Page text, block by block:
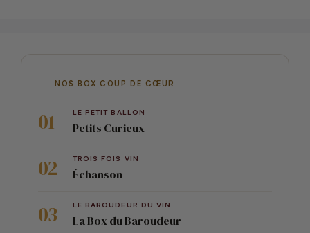
NOS BOX COUP DE CŒUR
LE PETIT BALLON
Petits Curieux
TROIS FOIS VIN
Échanson
LE BAROUDEUR DU VIN
La Box du Baroudeur